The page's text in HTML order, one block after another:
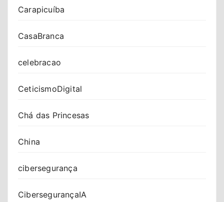
Carapicuíba
CasaBranca
celebracao
CeticismoDigital
Chá das Princesas
China
cibersegurança
CibersegurançaIA